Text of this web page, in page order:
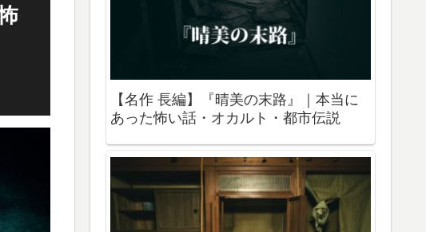
【名作 長編】『晴美の末路』｜本当に
あった怖い話・オカルト・都市伝説